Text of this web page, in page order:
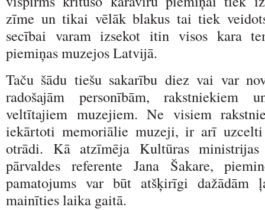
zīme un tikai vēlāk blakus tai tiek
secībai varam izsekot itin visos kara
piemiņas muzejos Latvijā.
Taču šādu tiešu sakarību diez vai var
radošajām personībām, rakstniekiem
veltītajiem muzejiem. Ne visiem
iekārtoti memoriālie muzeji, ir arī
otrādi. Kā atzīmēja Kultūras ministrijas
pārvaldes referente Jana Šakare,
pamatojums var būt atšķirīgi dažādām
mainīties laika gaitā.